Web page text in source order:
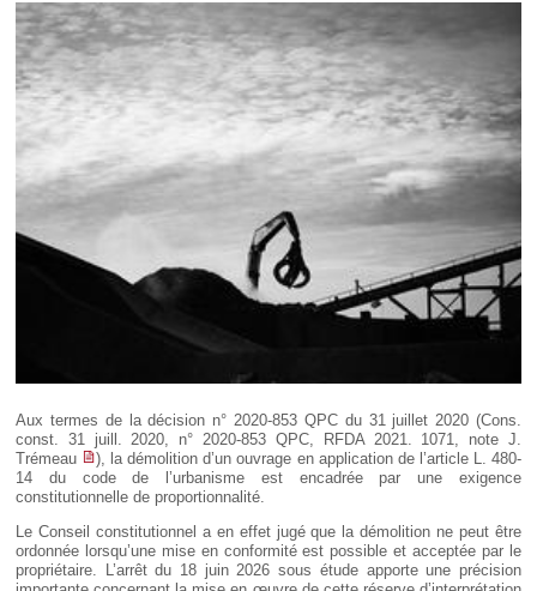
IT
Aux termes de la décision n° 2020-853 QPC du 31 juillet 2020 (Cons.
const. 31 juill. 2020, n° 2020-853 QPC, RFDA 2021. 1071, note J.
Trémeau
), la démolition d’un ouvrage en application de l’article L. 480-
14 du code de l’urbanisme est encadrée par une exigence
constitutionnelle de proportionnalité.
Le Conseil constitutionnel a en effet jugé que la démolition ne peut être
ordonnée lorsqu’une mise en conformité est possible et acceptée par le
propriétaire. L’arrêt du 18 juin 2026 sous étude apporte une précision